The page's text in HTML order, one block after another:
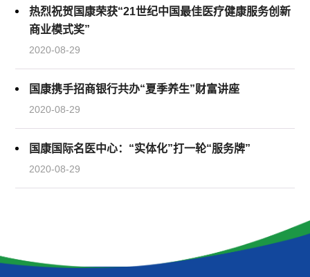
热烈祝贺国康荣获“21世纪中国最佳医疗健康服务创新
商业模式奖”
2020-08-29
国康携手招商银行共办“夏季养生”财富讲座
2020-08-29
国康国际名医中心：“实体化”打一轮“服务牌”
2020-08-29